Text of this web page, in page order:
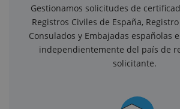
Gestionamos solicitudes de
Registros Civiles de España,
Consulados y Embajadas españolas
independientemente del país de
solicitante.